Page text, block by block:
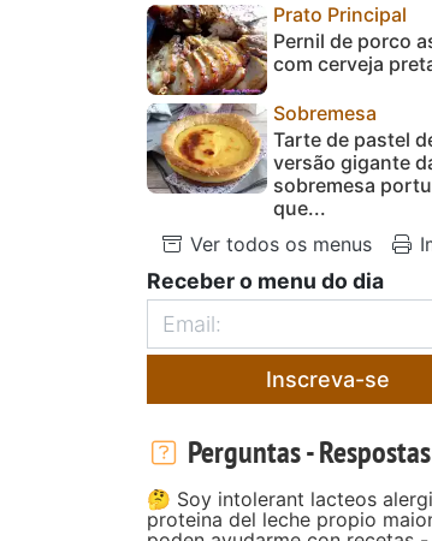
Prato Principal
Pernil de porco
com cerveja
Sobremesa
Tarte de pastel
versão gigante
sobremesa
que...
Ver todos os menus
Receber o menu do dia
Inscreva-se
Perguntas - Respostas
🤔 Soy intolerant lacteos
proteina del leche propio